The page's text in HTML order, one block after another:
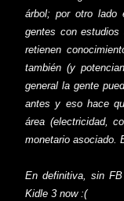
árbol; por otro lado
gentes con estudios
retienen
también (y
general la gente
antes y eso hace
área (electricidad,
monetario asociado.
En definitiva, sin
Kidle 3 now :(